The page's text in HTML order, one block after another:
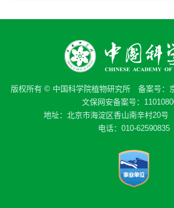
版权所有 © 中国科学院植物研究所 备案号：
文保网安备案号：
地址：北京市海淀区香山南辛村20
电话：010-62590835